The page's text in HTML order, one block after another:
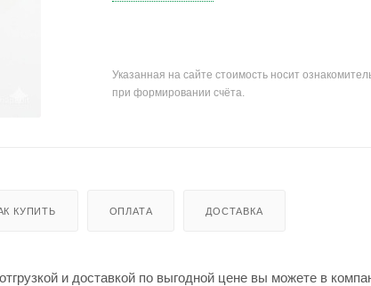
Указанная на сайте стоимость носит
при формировании счёта.
КУПИТЬ ОПЛАТА ДОСТАВКА
и доставкой по выгодной цене вы можете в